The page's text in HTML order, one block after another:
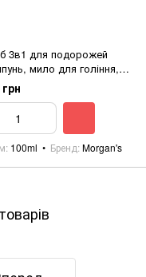
3в1 для подорожей
мило для гоління,
для тіла Morgan's 3-in-1
100ml Бренд Morgan's